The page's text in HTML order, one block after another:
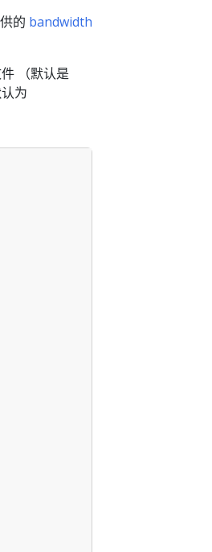
的 bandwidth
（默认是
为